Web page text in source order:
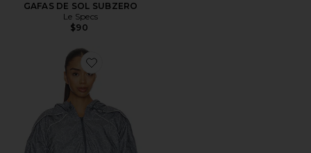
GAFAS DE SOL SUBZERO
Le Specs
$90
Favorite CHAQUETA